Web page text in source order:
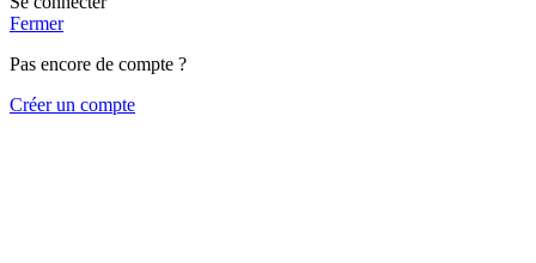
Fermer
Pas encore de compte ?
Créer un compte